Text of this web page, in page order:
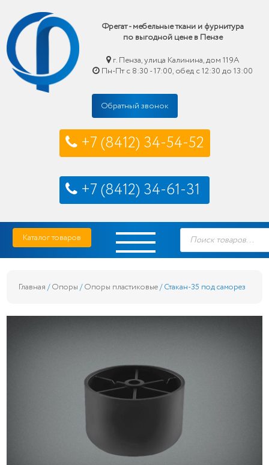
Фрегат - мебельные ткани и фурнитура
по выгодной цене в Пензе
г. Пенза, улица Калинина, дом 119А
Пн-Пт с 8:30 - 17:00, обед с 12:30 до 13:00
Обратный звонок
+7 (8412) 34-54-52
+7 (8412) 34-61-31
Skip
content
Фрегат — мебельные ткани и фурнитура купить по выгодной цене в Пензе
Каталог товаров
Поиск
товаров
Главная /Опоры /Опоры пластиковые/ Стакан-35 под саморез